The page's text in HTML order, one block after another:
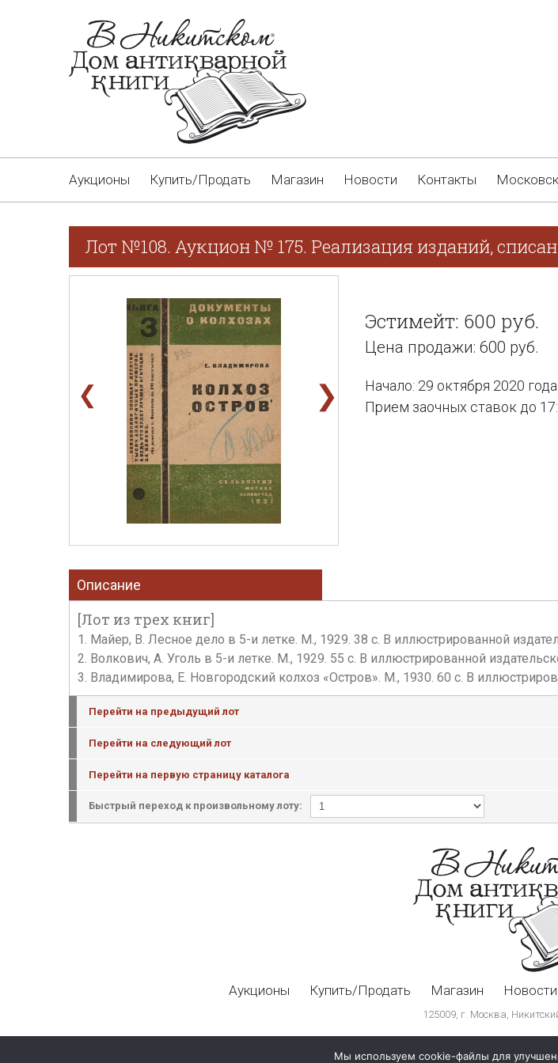
Аукционы Купить/Продать Магазин Новости Контакты
Лот №108. Аукцион № 175. Реализация изданий,
❮ ❯
Эстимейт: 600 руб.
Цена продажи: 600 руб.
Начало: 29 октября 2020
Прием заочных ставок до
Описание
[Лот из трех книг]
1. Майер, В. Лесное дело в 5-и летке. М., 1929. 38 с. В иллюстрированной
2. Волкович, А. Уголь в 5-и летке. М., 1929. 55 с. В иллюстрированной
3. Владимирова, Е. Новгородский колхоз «Остров». М., 1930. 60 с. В
Перейти на предыдущий лот
Перейти на следующий лот
Перейти на первую страницу каталога
Быстрый переход к произвольному лоту:
Аукционы Купить/Продать Магазин Новости
125009, г. Москва,
Мы используем cookie-файлы для